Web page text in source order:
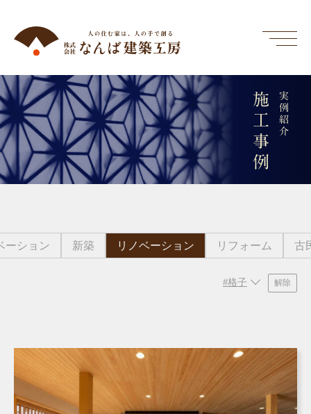
実例紹介
施工事例
ーション 新築 リノベーション リフォーム 古
#格子 解除